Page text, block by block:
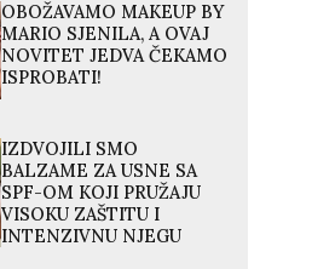
OBOŽAVAMO MAKEUP BY
MARIO SJENILA, A OVAJ
NOVITET JEDVA ČEKAMO
ISPROBATI!
IZDVOJILI SMO
BALZAME ZA USNE SA
SPF-OM KOJI PRUŽAJU
VISOKU ZAŠTITU I
INTENZIVNU NJEGU